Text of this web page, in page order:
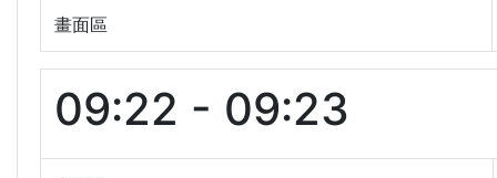
畫面區
09:22 - 09:23